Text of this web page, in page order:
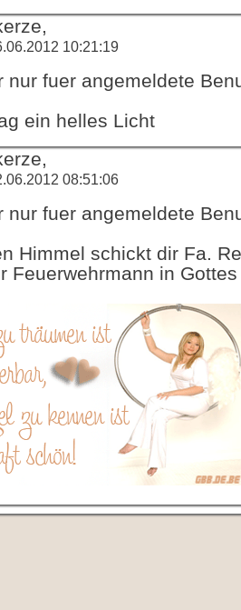
10:21:19
nur fuer angemeldete
ein helles Licht
08:51:06
nur fuer angemeldete
Himmel schickt dir Fa.
Feuerwehrmann in Gottes